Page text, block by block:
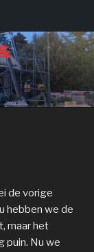
de vorige
hebben we de
maar het
puin. Nu we